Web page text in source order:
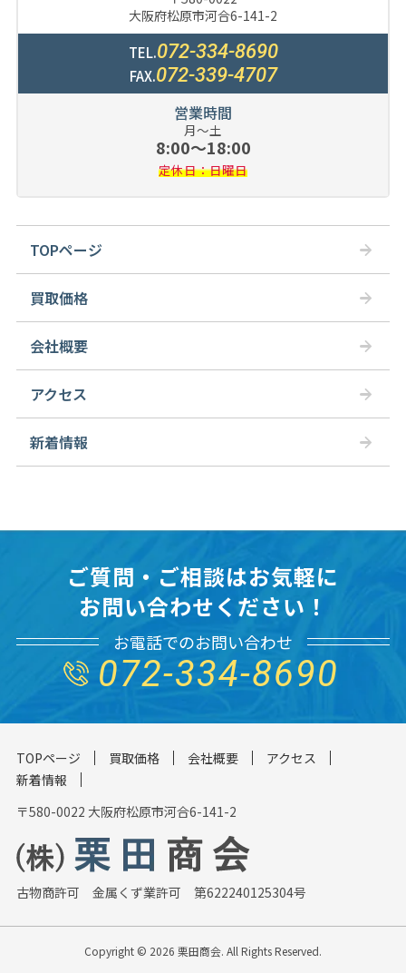
大阪府松原市河合6-141-2
TEL.072-334-8690
FAX.072-339-4707
営業時間
月～土
8:00～18:00
定休日：日曜日
TOPページ
買取価格
会社概要
アクセス
新着情報
ご質問・ご相談はお気軽に
お問い合わせください！
お電話でのお問い合わせ
072-334-8690
TOPページ 買取価格 会社概要
アクセス
新着情報
〒580-0022 大阪府松原市河合6-141-2
古物商許可 金属くず業許可 第622240125304号
Copyright © 2026 栗田商会. All Rights Reserved.